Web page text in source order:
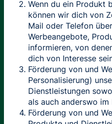
Wenn du ein Produkt
können wir dich von
Mail oder Telefon
Werbeangebote,
informieren, von
dich von Interesse
Förderung von und
Personalisierung)
Dienstleistungen
als auch anderswo im
Förderung von und